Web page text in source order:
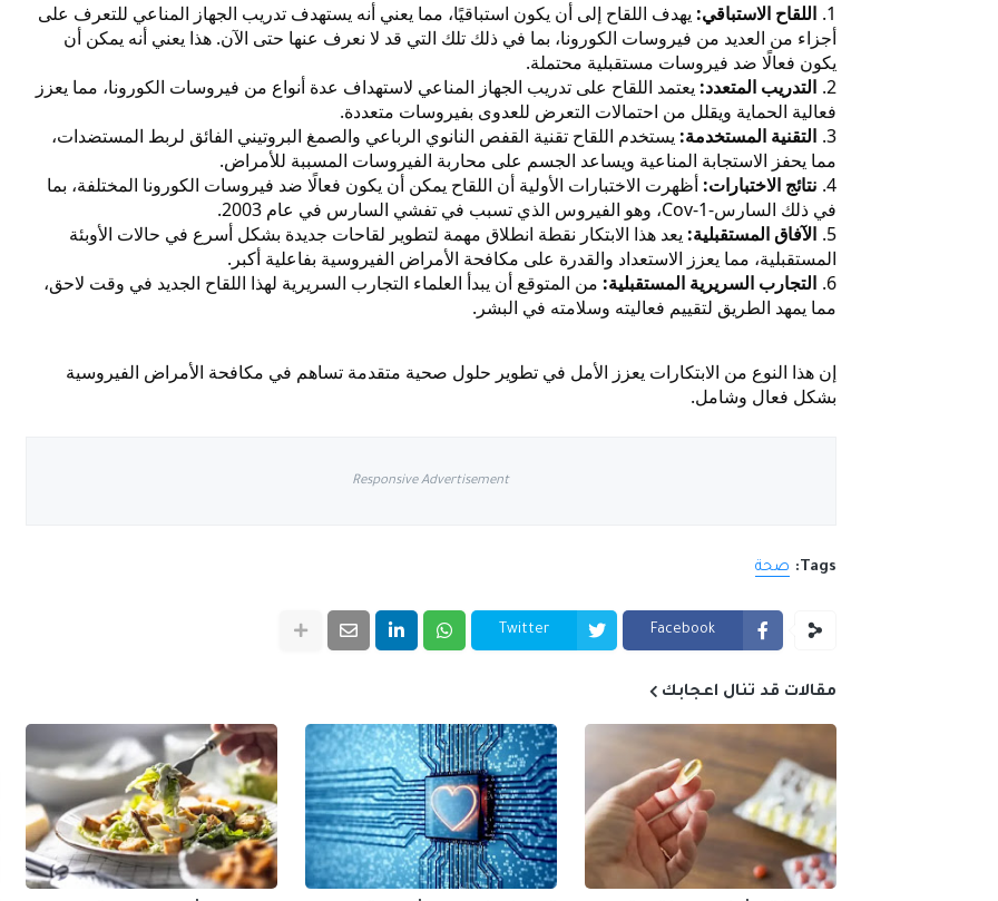
اللقاح الاستباقي: يهدف اللقاح إلى أن يكون استباقيًا، مما يعني أنه يستهدف تدريب الجهاز المناعي للتعرف على
أجزاء من العديد من فيروسات الكورونا، بما في ذلك تلك التي قد لا نعرف عنها حتى الآن. هذا يعني أنه يمكن أن
يكون فعالًا ضد فيروسات مستقبلية محتملة.
التدريب المتعدد: يعتمد اللقاح على تدريب الجهاز المناعي لاستهداف عدة أنواع من فيروسات الكورونا، مما يعزز
فعالية الحماية ويقلل من احتمالات التعرض للعدوى بفيروسات متعددة.
التقنية المستخدمة: يستخدم اللقاح تقنية القفص النانوي الرباعي والصمغ البروتيني الفائق لربط المستضدات،
مما يحفز الاستجابة المناعية ويساعد الجسم على محاربة الفيروسات المسببة للأمراض.
نتائج الاختبارات: أظهرت الاختبارات الأولية أن اللقاح يمكن أن يكون فعالًا ضد فيروسات الكورونا المختلفة، بما
في ذلك السارس-Cov-1، وهو الفيروس الذي تسبب في تفشي السارس في عام 2003.
الآفاق المستقبلية: يعد هذا الابتكار نقطة انطلاق مهمة لتطوير لقاحات جديدة بشكل أسرع في حالات الأوبئة
المستقبلية، مما يعزز الاستعداد والقدرة على مكافحة الأمراض الفيروسية بفاعلية أكبر.
التجارب السريرية المستقبلية: من المتوقع أن يبدأ العلماء التجارب السريرية لهذا اللقاح الجديد في وقت لاحق،
مما يمهد الطريق لتقييم فعاليته وسلامته في البشر.
إن هذا النوع من الابتكارات يعزز الأمل في تطوير حلول صحية متقدمة تساهم في مكافحة الأمراض الفيروسية
بشكل فعال وشامل.
Responsive Advertisement
Tags: صحة
Facebook
Twitter
مقالات قد تنال اعجابك